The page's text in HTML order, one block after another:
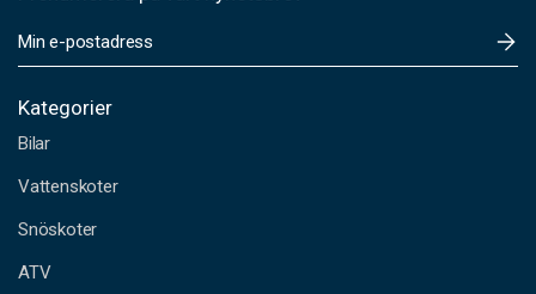
-
o
t
a
r
s
Kategorier
Bilar
Vattenskoter
Snöskoter
ATV